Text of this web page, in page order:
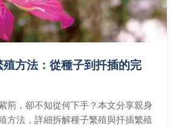
方法：從種子到扦插的完
荊，卻不知從何下手？本文分享親身
方法，詳細拆解種子繁殖與扦插繁殖